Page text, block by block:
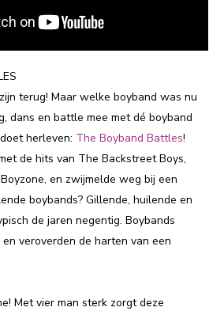
terug! Maar welke boyband was nu
dans en battle mee met dé boyband
herleven: The Boyband Battles!
de hits van The Backstreet Boys,
en zwijmelde weg bij een
boybands? Gillende, huilende en
de jaren negentig. Boybands
veroverden de harten van een
Met vier man sterk zorgt deze